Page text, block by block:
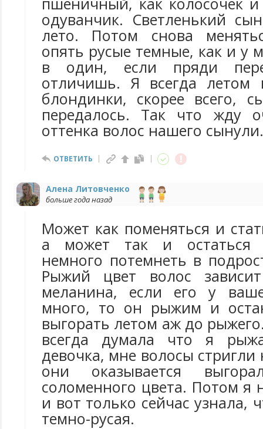
одуванчик. Светленький
лето. Потом снова
опять русые темные, как и у
в один, если пряди
отличишь. Я всегда летом
блондинки, скорее всего,
передалось. Так что жду
оттенка волос нашего сынули.
ОТВЕТИТЬ
Алена Литовченко
больше года назад
Может как поменяться и
а может так и остаться
немного потемнеть в
Рыжий цвет волос
меланина, если его у
много, то он рыжим и
выгорать летом аж до
всегда думала что я
девочка, мне волосы стригли
они оказывается
соломенного цвета. Потом я
и вот только сейчас узнала,
темно-русая.